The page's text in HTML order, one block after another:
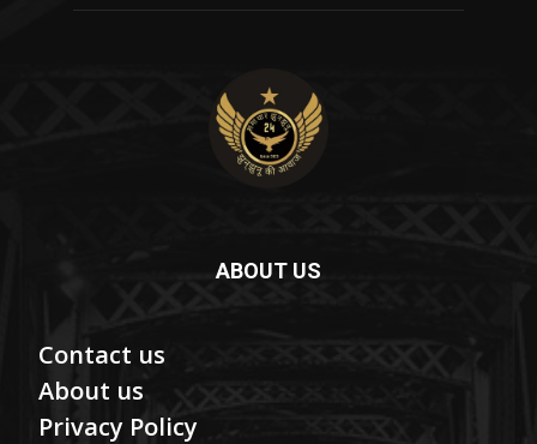
ABOUT US
Contact us
About us
Privacy Policy